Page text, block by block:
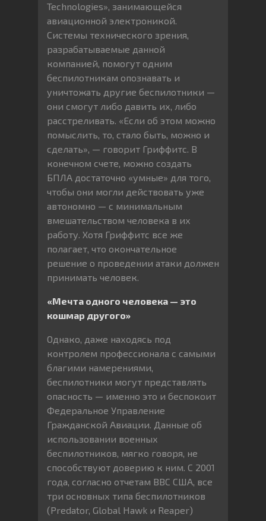
Technologies», занимающейся
авиационной электроникой.
Системы технического зрения,
разрабатываемые данной
компанией, помогут одним
беспилотникам опознавать и
уничтожать другие беспилотники —
они смогут либо давить их, либо
расстреливать. «Если об этом можно
помыслить, то, стало быть, можно и
сделать», — говорит Гриффитс. В
конечном счете, можно создать
БПЛА достаточно «умные» для того,
чтобы они могли действовать уже
автономно — с минимальным
вмешательством человека в их
работу. Хотя Гриффитс все же
полагает, что окончательное
решение о проведении атаки должен
принимать человек.
«Мечта одного человека — это
кошмар другого»
Однако, даже находясь под
контролем профессионала с самыми
благими намерениями,
беспилотники могут представлять
опасность — именно это и беспокоит
Федеральное Управление
Гражданской Авиации. Данные об
использовании военных
беспилотников, мягко говоря, не
способствуют доверию к ним. С 2001
года, согласно отчетам ВВС США, все
три основных типа беспилотников
(Predator, Global Hawk и Reaper)